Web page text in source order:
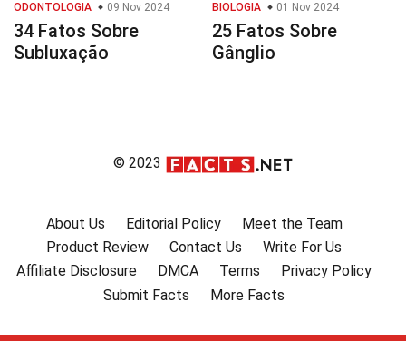
ODONTOLOGIA 09 Nov 2024
34 Fatos Sobre
Subluxação
BIOLOGIA 01 Nov 2024
25 Fatos Sobre
Gânglio
© 2023
About Us Editorial Policy
Meet the Team
Product Review
Contact Us
Write For Us
Affiliate Disclosure
DMCA Terms
Privacy Policy
Submit Facts
More Facts